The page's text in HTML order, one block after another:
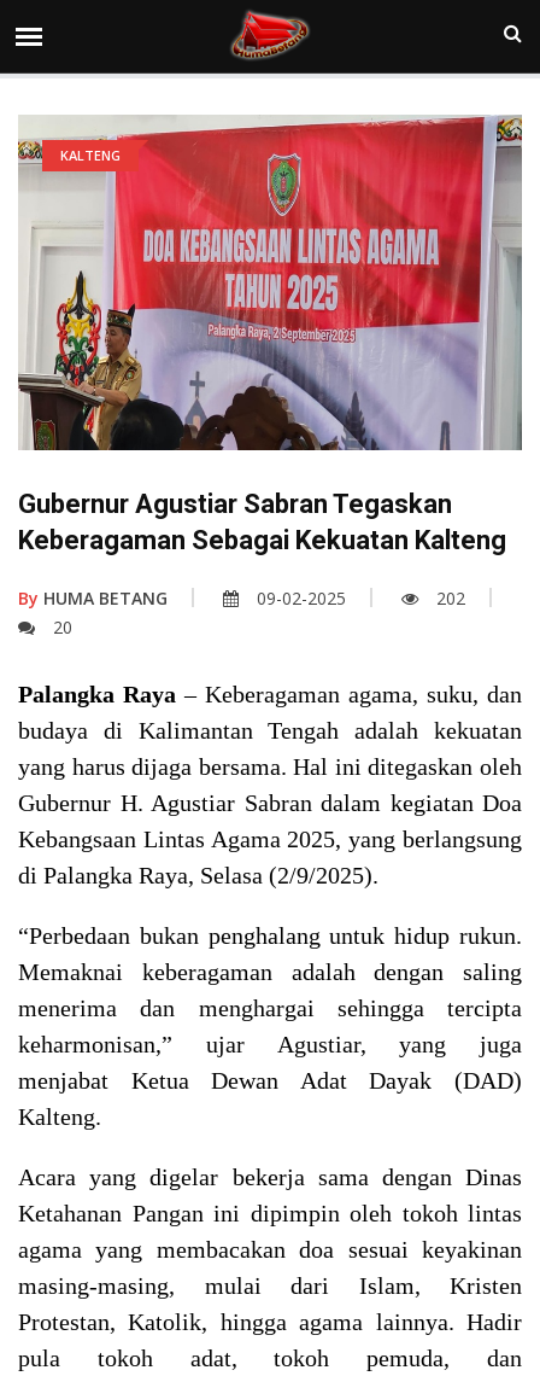
KALTENG
Gubernur Agustiar Sabran Tegaskan
Keberagaman Sebagai Kekuatan Kalteng
By HUMA BETANG 09-02-2025
202
20
Palangka Raya– Keberagaman agama, suku, dan
budaya di Kalimantan Tengah adalah kekuatan
yang harus dijaga bersama. Hal ini ditegaskan oleh
Gubernur H. Agustiar Sabran dalam kegiatan Doa
Kebangsaan Lintas Agama 2025, yang berlangsung
di Palangka Raya, Selasa (2/9/2025).
“Perbedaan bukan penghalang untuk hidup rukun.
Memaknai keberagaman adalah dengan saling
menerima dan menghargai sehingga tercipta
keharmonisan,” ujar Agustiar, yang juga
menjabat Ketua Dewan Adat Dayak (DAD)
Kalteng.
Acara yang digelar bekerja sama dengan Dinas
Ketahanan Pangan ini dipimpin oleh tokoh lintas
agama yang membacakan doa sesuai keyakinan
masing-masing, mulai dari Islam, Kristen
Protestan, Katolik, hingga agama lainnya. Hadir
pula tokoh adat, tokoh pemuda, dan